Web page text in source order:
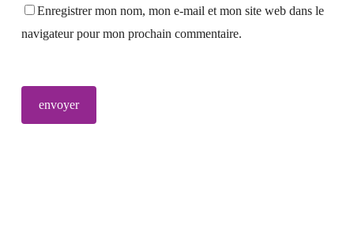
Enregistrer mon nom, mon e-mail et mon site web dans le
navigateur pour mon prochain commentaire.